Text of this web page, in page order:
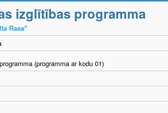
izglītības programma
Rasa"
(programma ar kodu 01)